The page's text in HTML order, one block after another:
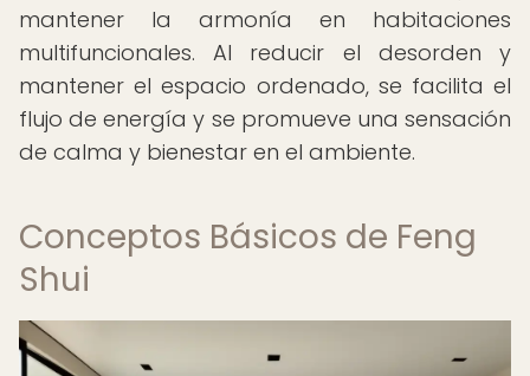
mantener la armonía en habitaciones
multifuncionales. Al reducir el desorden y
mantener el espacio ordenado, se facilita el
flujo de energía y se promueve una sensación
de calma y bienestar en el ambiente.
Conceptos Básicos de Feng
Shui